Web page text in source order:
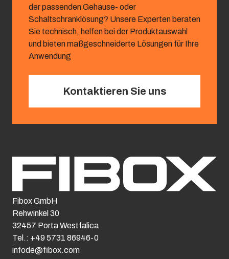
der passenden Gehäuse- oder
Schaltschranklösung? Unsere Experten beraten
Sie technisch, helfen bei der Produktauswahl
und bieten maßgeschneiderte Lösungen für Ihre
Anwendung
Kontaktieren Sie uns
Fibox GmbH
Rehwinkel 30
32457 Porta Westfalica
Tel.: +49 5731 86946-0
infode@fibox.com